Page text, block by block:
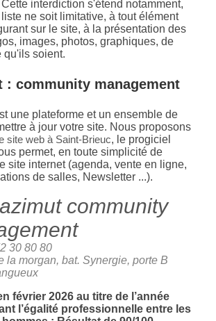
interdiction s'étend notamment,
ne soit limitative, à tout élément
sur le site, à la présentation des
images, photos, graphiques, de
qu'ils soient.
: community management
une plateforme et un ensemble de
à jour votre site. Nous proposons
site web à Saint-Brieuc, le progiciel
permet, en toute simplicité de
site internet (agenda, vente en ligne,
de salles, Newsletter ...).
community
30 80 80
la morgan, bat. Synergie, porte B
février 2026 au titre de l’année
l’égalité professionnelle entre les